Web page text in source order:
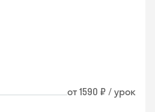
от 1590 ₽ / урок